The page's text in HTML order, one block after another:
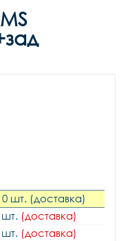
шт. (доставка)
(доставка)
(доставка)